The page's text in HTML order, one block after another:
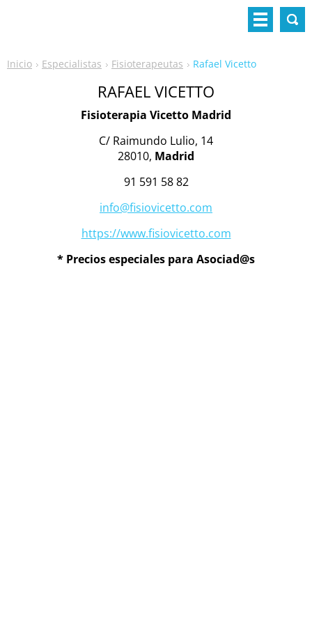
Inicio Especialistas Fisioterapeutas Rafael Vicetto
RAFAEL VICETTO
Fisioterapia Vicetto Madrid
C/ Raimundo Lulio, 14
28010, Madrid
91 591 58 82
info@fisiovicetto.com
https://www.fisiovicetto.com
* Precios especiales para Asociad@s